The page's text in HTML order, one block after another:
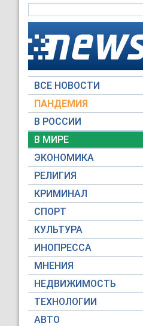
ВСЕ НОВОСТИ
ПАНДЕМИЯ
В РОССИИ
В МИРЕ
ЭКОНОМИКА
РЕЛИГИЯ
КРИМИНАЛ
СПОРТ
КУЛЬТУРА
ИНОПРЕССА
МНЕНИЯ
НЕДВИЖИМОСТЬ
ТЕХНОЛОГИИ
АВТО